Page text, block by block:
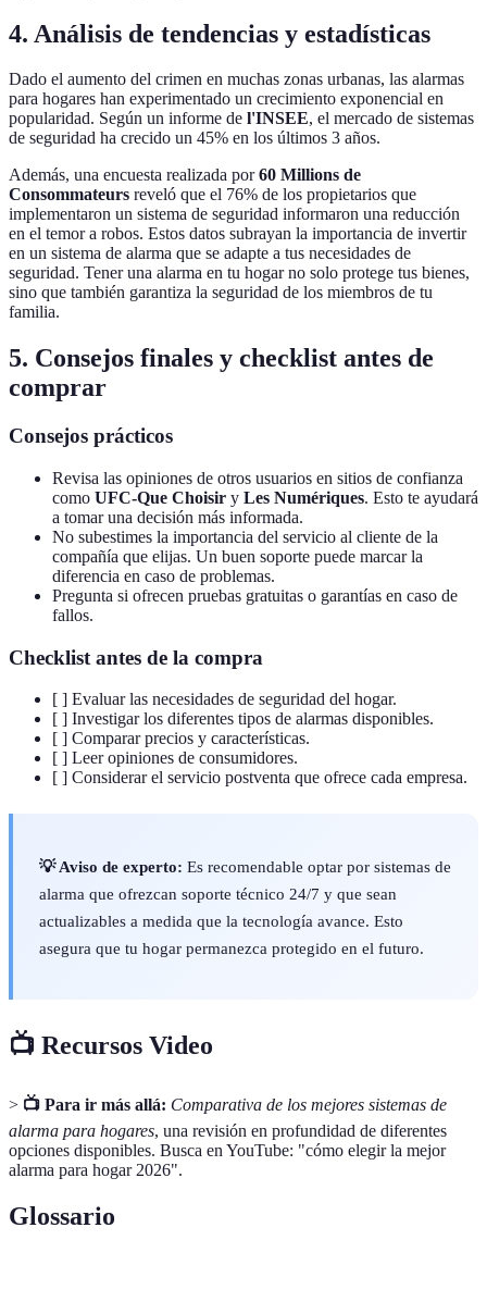
4. Análisis de tendencias y estadísticas
Dado el aumento del crimen en muchas zonas urbanas, las alarmas
para hogares han experimentado un crecimiento exponencial en
popularidad. Según un informe de l'INSEE, el mercado de sistemas
de seguridad ha crecido un 45% en los últimos 3 años.
Además, una encuesta realizada por60 Millions de
Consommateurs reveló que el 76% de los propietarios que
implementaron un sistema de seguridad informaron una reducción
en el temor a robos. Estos datos subrayan la importancia de invertir
en un sistema de alarma que se adapte a tus necesidades de
seguridad. Tener una alarma en tu hogar no solo protege tus bienes,
sino que también garantiza la seguridad de los miembros de tu
familia.
5. Consejos finales y checklist antes de
comprar
Consejos prácticos
Revisa las opiniones de otros usuarios en sitios de confianza
como UFC-Que Choisir y Les Numériques. Esto te ayudará
a tomar una decisión más informada.
No subestimes la importancia del servicio al cliente de la
compañía que elijas. Un buen soporte puede marcar la
diferencia en caso de problemas.
Pregunta si ofrecen pruebas gratuitas o garantías en caso de
fallos.
Checklist antes de la compra
[ ] Evaluar las necesidades de seguridad del hogar.
[ ] Investigar los diferentes tipos de alarmas disponibles.
[ ] Comparar precios y características.
[ ] Leer opiniones de consumidores.
[ ] Considerar el servicio postventa que ofrece cada empresa.
💡 Aviso de experto: Es recomendable optar por sistemas de
alarma que ofrezcan soporte técnico 24/7 y que sean
actualizables a medida que la tecnología avance. Esto
asegura que tu hogar permanezca protegido en el futuro.
📺 Recursos Video
> 📺 Para ir más allá: Comparativa de los mejores sistemas de
alarma para hogares, una revisión en profundidad de diferentes
opciones disponibles. Busca en YouTube: "cómo elegir la mejor
alarma para hogar 2026".
Glossario